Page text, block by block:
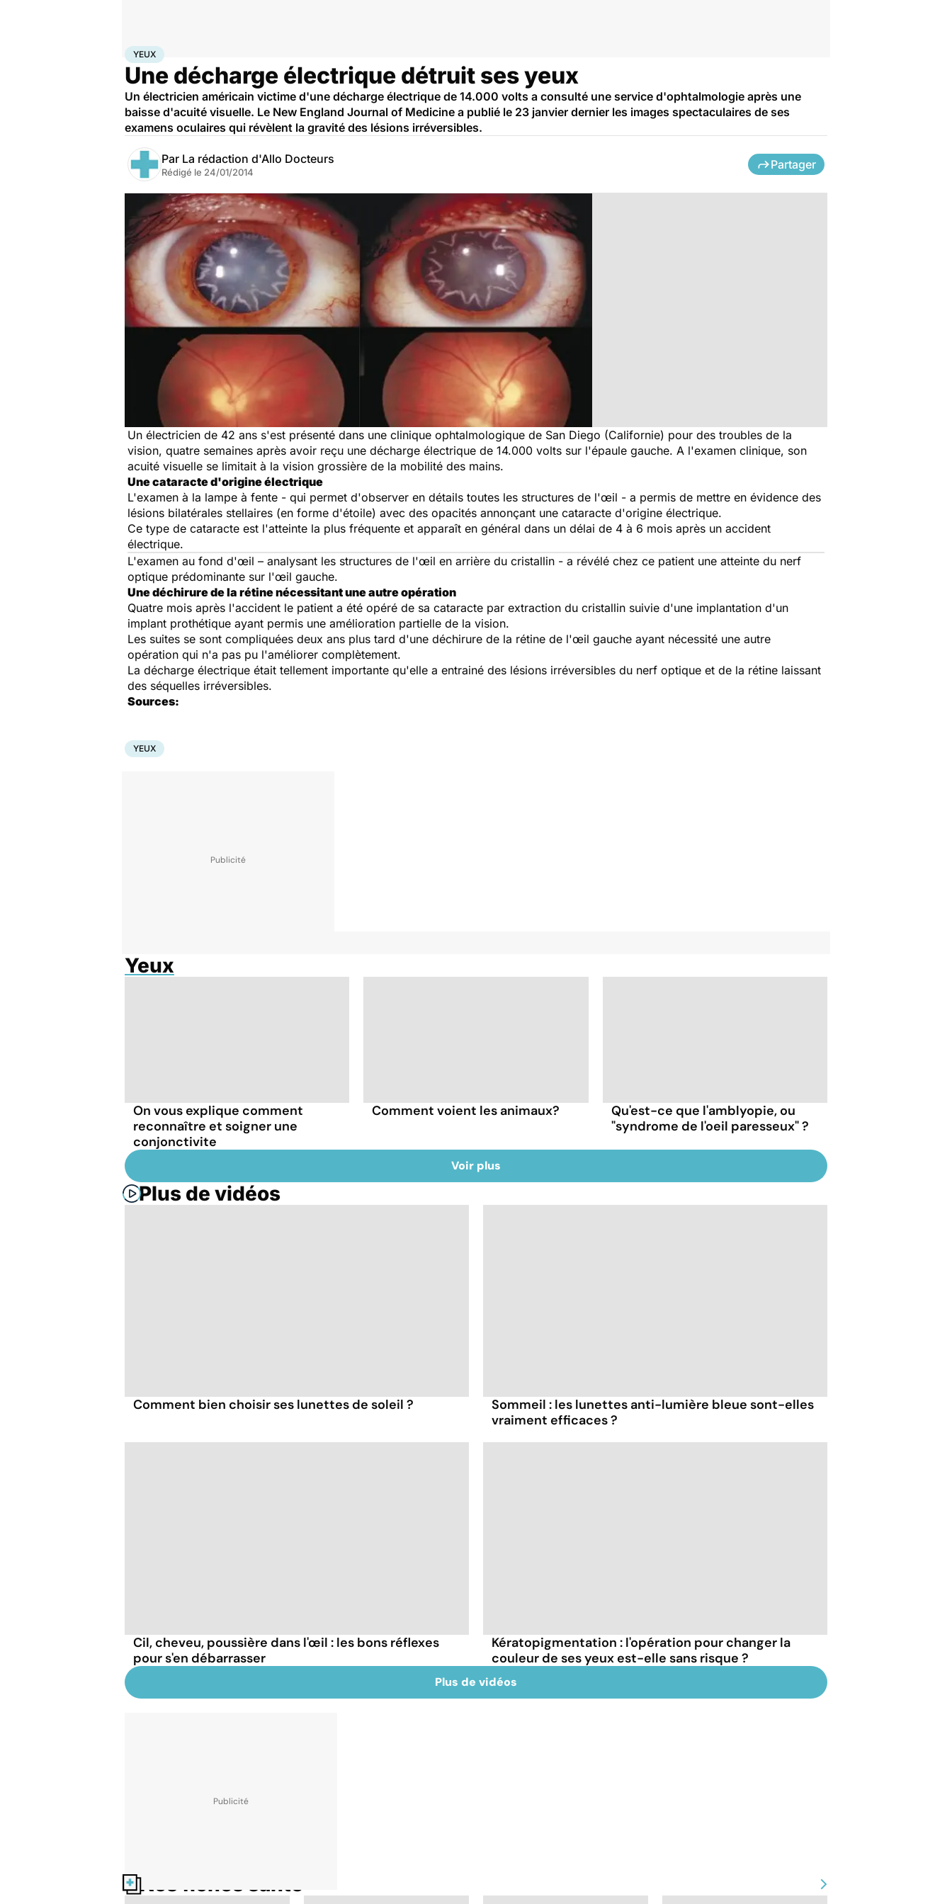
AccueilSanté
YEUX
Une décharge électrique détruit ses yeux
Un électricien américain victime d'une décharge électrique de 14.000 volts a consulté une service d'ophtalmologie après une
baisse d'acuité visuelle. Le New England Journal of Medicine a publié le 23 janvier dernier les images spectaculaires de ses
examens oculaires qui révèlent la gravité des lésions irréversibles.
Par La rédaction d'Allo Docteurs
Rédigé le 24/01/2014
Partager
Un électricien de 42 ans s'est présenté dans une clinique ophtalmologique de San Diego (Californie) pour des troubles de la
vision, quatre semaines après avoir reçu une décharge électrique de 14.000 volts sur l'épaule gauche. A l'examen clinique, son
acuité visuelle se limitait à la vision grossière de la mobilité des mains.
Une cataracte d'origine électrique
L'examen à la lampe à fente - qui permet d'observer en détails toutes les structures de l'œil - a permis de mettre en évidence des
lésions bilatérales stellaires (en forme d'étoile) avec des opacités annonçant une cataracte d'origine électrique.
Ce type de cataracte est l'atteinte la plus fréquente et apparaît en général dans un délai de 4 à 6 mois après un accident
électrique.
L'examen au fond d'œil – analysant les structures de l'œil en arrière du cristallin - a révélé chez ce patient une atteinte du nerf
optique prédominante sur l'œil gauche.
Une déchirure de la rétine nécessitant une autre opération
Quatre mois après l'accident le patient a été opéré de sa cataracte par extraction du cristallin suivie d'une implantation d'un
implant prothétique ayant permis une amélioration partielle de la vision.
Les suites se sont compliquées deux ans plus tard d'une déchirure de la rétine de l'œil gauche ayant nécessité une autre
opération qui n'a pas pu l'améliorer complètement.
La décharge électrique était tellement importante qu'elle a entrainé des lésions irréversibles du nerf optique et de la rétine laissant
des séquelles irréversibles.
Sources:
YEUX
Yeux
On vous explique comment
reconnaître et soigner une
conjonctivite
Comment voient les animaux?
Qu'est-ce que l'amblyopie, ou
"syndrome de l'oeil paresseux" ?
Voir plus
Plus de vidéos
Comment bien choisir ses lunettes de soleil ?
Sommeil : les lunettes anti-lumière bleue sont-elles
vraiment efficaces ?
Cil, cheveu, poussière dans l'œil : les bons réflexes
pour s'en débarrasser
Kératopigmentation : l'opération pour changer la
couleur de ses yeux est-elle sans risque ?
Plus de vidéos
Nos fiches santé